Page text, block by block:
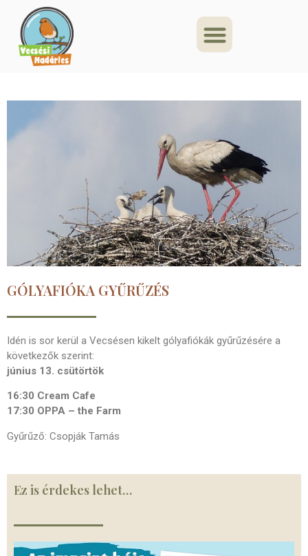
GÓLYAFIÓKA GYŰRŰZÉS
Idén is sor kerül a Vecsésen kikelt gólyafiókák gyűrűzésére a
következők szerint:
június 13. csütörtök
16:30 Cream Cafe
17:30 OPPA – the Farm
Gyűrűző: Csopják Tamás
Ez is érdekes lehet…